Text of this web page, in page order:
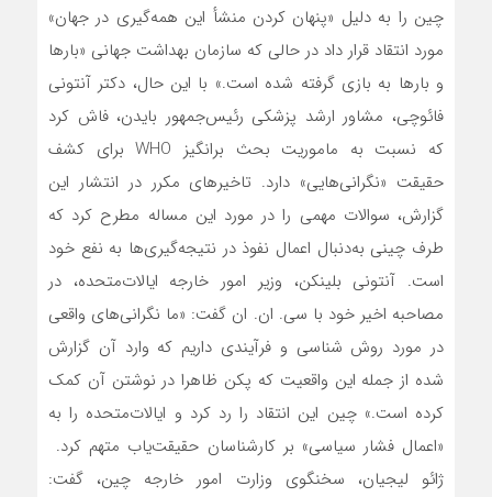
چین را به دلیل «پنهان کردن منشأ این همه‌گیری در جهان»
مورد انتقاد قرار داد در حالی که سازمان بهداشت جهانی «بارها
و بارها به بازی گرفته شده است.» با این حال، دکتر آنتونی
فائوچی، مشاور ارشد پزشکی رئیس‌جمهور بایدن، فاش کرد
که نسبت به ماموریت بحث برانگیز WHO برای کشف
حقیقت «نگرانی‌هایی» دارد. تاخیرهای مکرر در انتشار این
گزارش، سوالات مهمی را در مورد این مساله مطرح کرد که
طرف چینی به‌دنبال اعمال نفوذ در نتیجه‌گیری‌ها به نفع خود
است. آنتونی بلینکن، وزیر امور خارجه ایالات‌متحده، در
مصاحبه اخیر خود با سی. ان. ان گفت: «ما نگرانی‌های واقعی
در مورد روش شناسی و فرآیندی داریم که وارد آن گزارش
شده از جمله این واقعیت که پکن ظاهرا در نوشتن آن کمک
کرده است.» چین این انتقاد را رد کرد و ایالات‌متحده را به
«اعمال فشار سیاسی» بر کارشناسان حقیقت‌یاب متهم کرد.
ژائو لیجیان، سخنگوی وزارت امور خارجه چین، گفت: